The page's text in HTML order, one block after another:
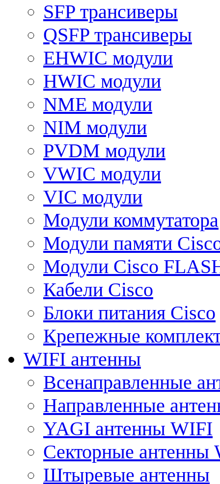
SFP трансиверы
QSFP трансиверы
EHWIC модули
HWIC модули
NME модули
NIM модули
PVDM модули
VWIC модули
VIC модули
Модули коммутатора
Модули памяти
Модули Cisco
Кабели Cisco
Блоки питания Cisco
Крепежные
WIFI антенны
Всенаправленные
Направленные
YAGI антенны WIFI
Секторные антенны
Штыревые антенны